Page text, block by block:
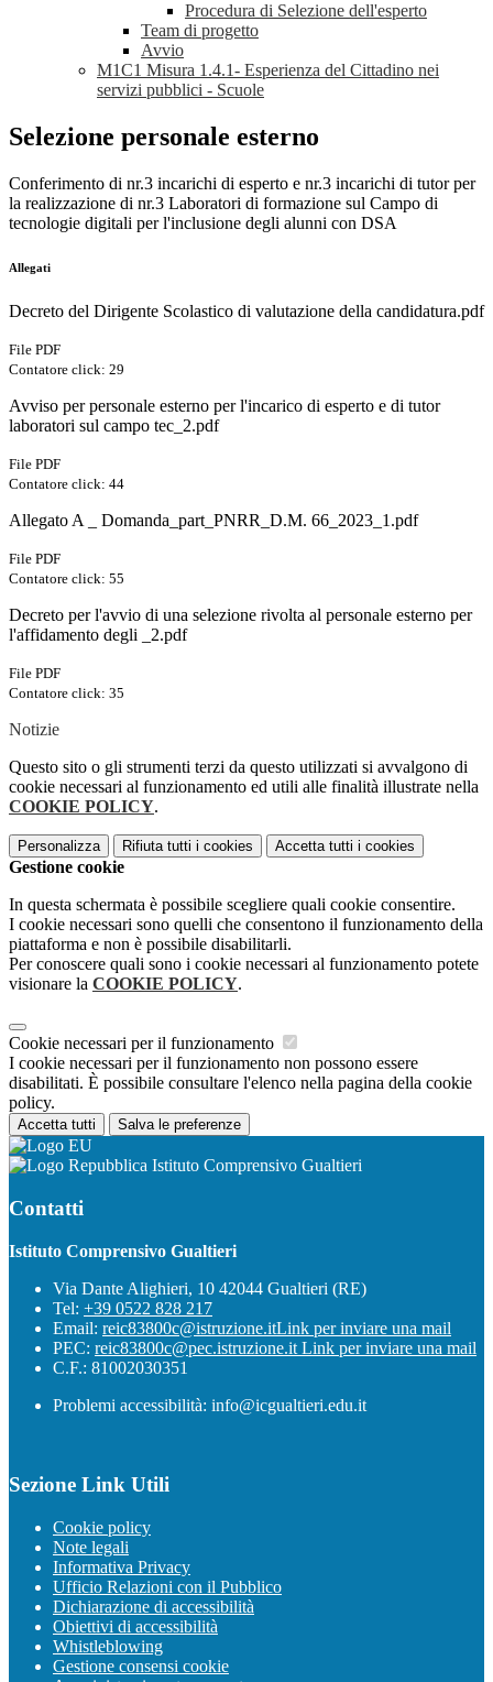
Procedura di Selezione dell'esperto
Team di progetto
Avvio
M1C1 Misura 1.4.1- Esperienza del Cittadino nei
servizi pubblici - Scuole
Selezione personale esterno
Conferimento di nr.3 incarichi di esperto e nr.3 incarichi di tutor per
la realizzazione di nr.3 Laboratori di formazione sul Campo di
tecnologie digitali per l'inclusione degli alunni con DSA
Allegati
Decreto del Dirigente Scolastico di valutazione della candidatura.pdf
File PDF
Contatore click: 29
Avviso per personale esterno per l'incarico di esperto e di tutor
laboratori sul campo tec_2.pdf
File PDF
Contatore click: 44
Allegato A _ Domanda_part_PNRR_D.M. 66_2023_1.pdf
File PDF
Contatore click: 55
Decreto per l'avvio di una selezione rivolta al personale esterno per
l'affidamento degli _2.pdf
File PDF
Contatore click: 35
Notizie
Questo sito o gli strumenti terzi da questo utilizzati si avvalgono di
cookie necessari al funzionamento ed utili alle finalità illustrate nella
COOKIE POLICY.
Personalizza Rifiuta tutti i cookies Accetta tutti i cookies
Gestione cookie
In questa schermata è possibile scegliere quali cookie consentire.
I cookie necessari sono quelli che consentono il funzionamento della
piattaforma e non è possibile disabilitarli.
Per conoscere quali sono i cookie necessari al funzionamento potete
visionare la COOKIE POLICY.
Cookie necessari per il funzionamento
I cookie necessari per il funzionamento non possono essere
disabilitati. È possibile consultare l'elenco nella pagina della cookie
policy.
Accetta tutti Salva le preferenze
Istituto Comprensivo Gualtieri
Contatti
Istituto Comprensivo Gualtieri
Via Dante Alighieri, 10 42044 Gualtieri (RE)
Tel: +39 0522 828 217
Email: reic83800c@istruzione.itLink per inviare una mail
PEC: reic83800c@pec.istruzione.it Link per inviare una mail
C.F.: 81002030351
Problemi accessibilità: info@icgualtieri.edu.it
Sezione Link Utili
Cookie policy
Note legali
Informativa Privacy
Ufficio Relazioni con il Pubblico
Dichiarazione di accessibilità
Obiettivi di accessibilità
Whistleblowing
Gestione consensi cookie